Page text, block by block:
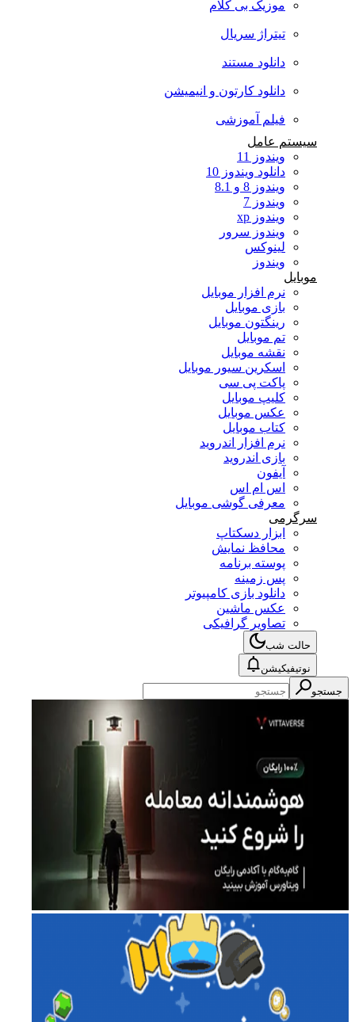
موزیک بی کلام
تیتراژ سریال
دانلود مستند
دانلود کارتون و انیمیشن
فیلم آموزشی
سیستم عامل
ویندوز 11
دانلود ویندوز 10
ویندوز 8 و 8.1
ویندوز 7
ویندوز xp
ویندوز سرور
لینوکس
ویندوز
موبایل
نرم افزار موبایل
بازی موبایل
رینگتون موبایل
تم موبایل
نقشه موبایل
اسکرین سیور موبایل
پاکت پی سی
کلیپ موبایل
عکس موبایل
کتاب موبایل
نرم افزار اندروید
بازی اندروید
آیفون
اس ام اس
معرفی گوشی موبایل
سرگرمی
ابزار دسکتاپ
محافظ نمایش
پوسته برنامه
پس زمینه
دانلود بازی کامپیوتر
عکس ماشین
تصاویر گرافیکی
حالت شب
نوتیفیکیشن
جستجو